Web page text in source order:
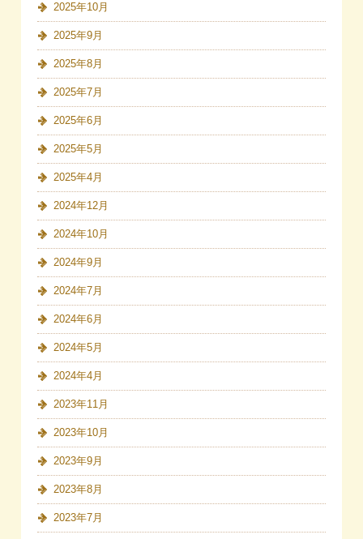
2025年10月
2025年9月
2025年8月
2025年7月
2025年6月
2025年5月
2025年4月
2024年12月
2024年10月
2024年9月
2024年7月
2024年6月
2024年5月
2024年4月
2023年11月
2023年10月
2023年9月
2023年8月
2023年7月